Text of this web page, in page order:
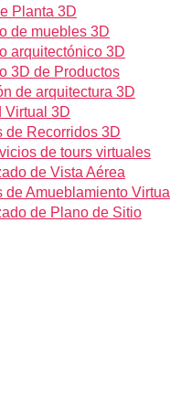
Planta 3D
de muebles 3D
arquitectónico 3D
3D de Productos
de arquitectura 3D
Virtual 3D
de Recorridos 3D
de tours virtuales
de Vista Aérea
de Amueblamiento Virtual
de Plano de Sitio